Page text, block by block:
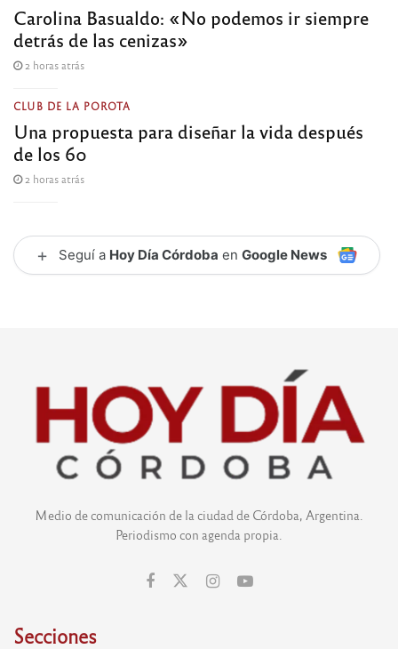
Carolina Basualdo: «No podemos ir siempre
detrás de las cenizas»
2 horas atrás
CLUB DE LA POROTA
Una propuesta para diseñar la vida después
de los 60
2 horas atrás
+ Seguí a Hoy Día Córdoba en Google News
Medio de comunicación de la ciudad de Córdoba, Argentina.
Periodismo con agenda propia.
Secciones